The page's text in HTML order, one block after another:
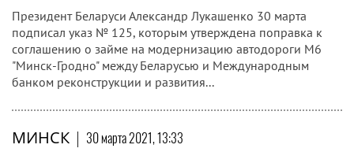
Президент Беларуси Александр Лукашенко 30 марта
подписал указ № 125, которым утверждена поправка к
соглашению о займе на модернизацию автодороги М6
"Минск-Гродно" между Беларусью и Международным
банком реконструкции и развития...
МИНСК | 30 марта 2021, 13:33